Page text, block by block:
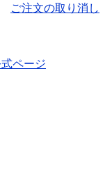
ご注文の取り消し
ページ